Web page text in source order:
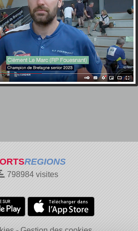
REGIONS
798984 visites